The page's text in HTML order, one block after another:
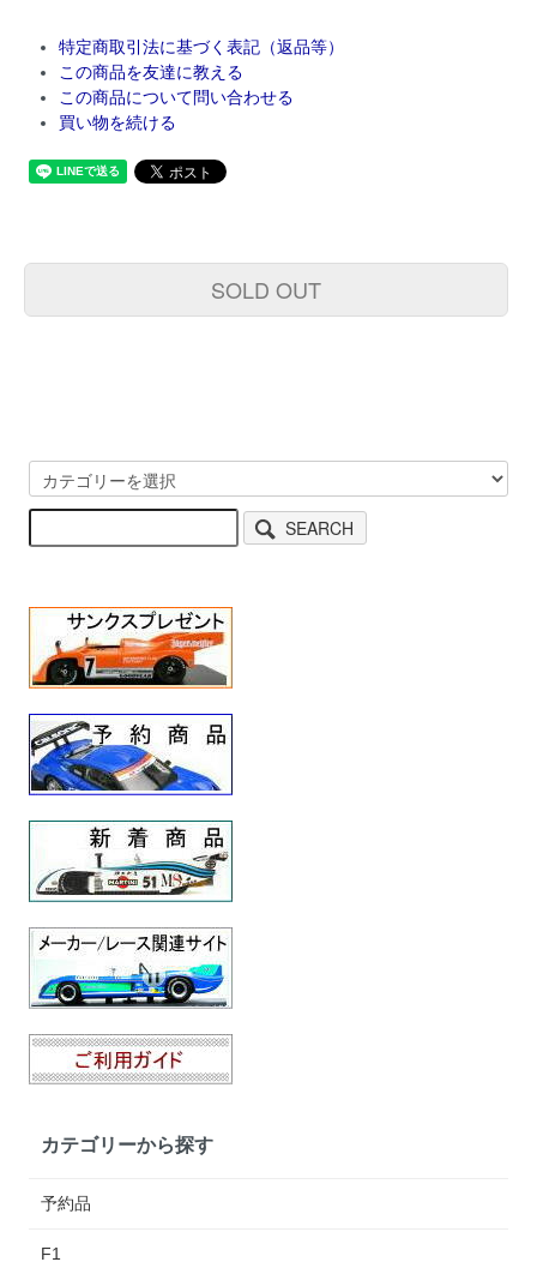
特定商取引法に基づく表記（返品等）
この商品を友達に教える
この商品について問い合わせる
買い物を続ける
SOLD OUT
SEARCH
カテゴリーから探す
予約品
F1